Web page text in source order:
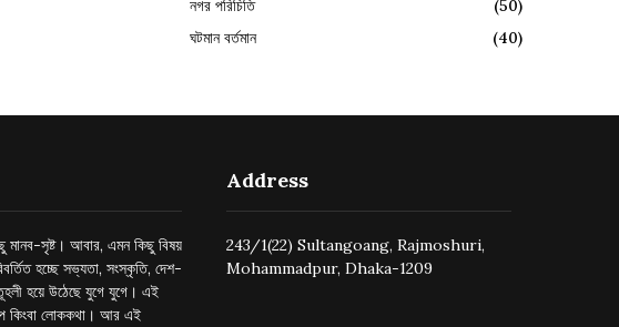
নগর পরিচিতি
(50)
ঘটমান বর্তমান
(40)
মানব-সৃষ্ট। আবার, এমন কিছু বিষয়
হচ্ছে সভ্যতা, সংস্কৃতি, দেশ-
হয়ে উঠেছে যুগে যুগে। এই
কিংবা লোককথা। আর এই
Address
243/1(22) Sultangoang, Rajmoshuri,
Mohammadpur, Dhaka-1209